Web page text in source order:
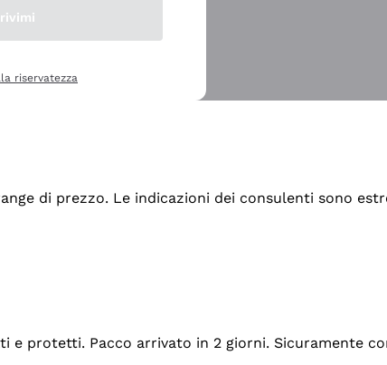
di prezzo. Le indicazioni dei consulenti sono
e protetti. Pacco arrivato in 2 giorni. Sicuramente
riservatezza